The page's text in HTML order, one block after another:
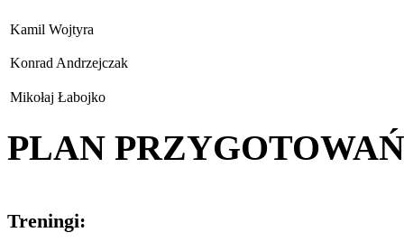
Kamil Wojtyra
Konrad Andrzejczak
Mikołaj Łabojko
PLAN PRZYGOTOWAŃ
Treningi: